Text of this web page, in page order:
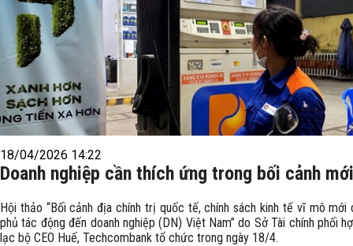
18/04/2026 14:22
Doanh nghiệp cần thích ứng trong bối cảnh mới
Hội thảo “Bối cảnh địa chính trị quốc tế, chính sách kinh tế vĩ mô mới
phủ tác động đến doanh nghiệp (DN) Việt Nam” do Sở Tài chính phối
lạc bộ CEO Huế, Techcombank tổ chức trong ngày 18/4.